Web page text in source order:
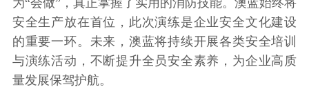
安全生产放在首位，此次演练是企业安全文化建设
的重要一环。未来，澳蓝将持续开展各类安全培训
与演练活动，不断提升全员安全素养，为企业高质
量发展保驾护航。